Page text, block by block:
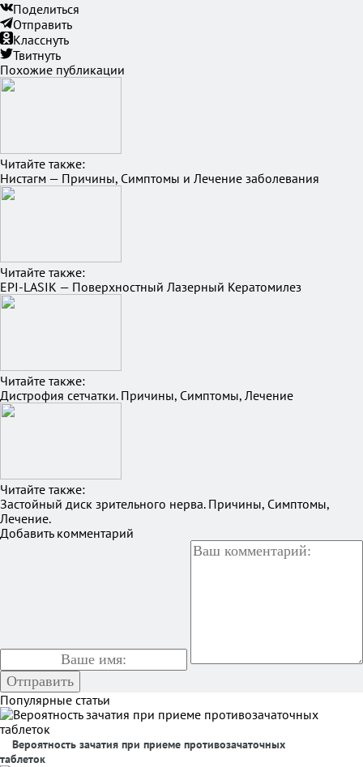
Поделиться
Отправить
Класснуть
Твитнуть
Похожие публикации
Читайте также:
Нистагм — Причины, Симптомы и Лечение заболевания
Читайте также:
EPI-LASIK — Поверхностный Лазерный Кератомилез
Читайте также:
Дистрофия сетчатки. Причины, Симптомы, Лечение
Читайте также:
Застойный диск зрительного нерва. Причины, Симптомы,
Лечение.
Добавить комментарий
Популярные статьи
Вероятность зачатия при приеме противозачаточных
таблеток